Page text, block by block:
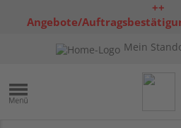
++
Angebote/
Mein